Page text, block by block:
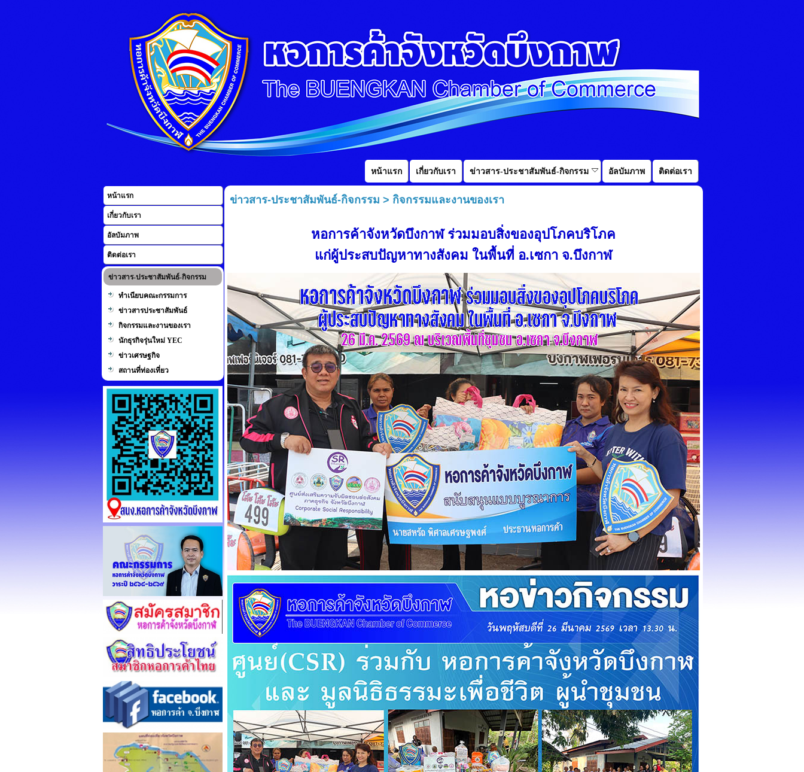
ติดต่อเรา
อัลบัมภาพ
ข่าวสาร-ประชาสัมพันธ์-กิจกรรม
เกี่ยวกับเรา
หน้าแรก
หน้าแรก
เกี่ยวกับเรา
อัลบัมภาพ
ติดต่อเรา
ข่าวสาร-ประชาสัมพันธ์-กิจกรรม
ทำเนียบคณะกรรมการ
ข่าวสารประชาสัมพันธ์
กิจกรรมและงานของเรา
นักธุรกิจรุ่นใหม่ YEC
ข่าวเศรษฐกิจ
สถานที่ท่องเที่ยว
ข่าวสาร-ประชาสัมพันธ์-กิจกรรม > กิจกรรมและงานของเรา
หอการค้าจังหวัดบึงกาฬ ร่วมมอบสิ่งของอุปโภคบริโภค
แก่ผู้ประสบปัญหาทางสังคม ในพื้นที่ อ.เซกา จ.บึงกาฬ